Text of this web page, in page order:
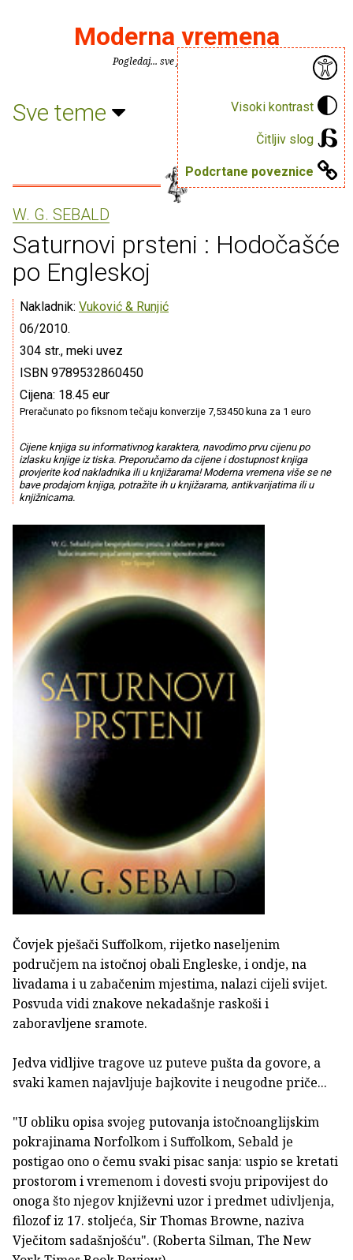
Visoki kontrast
Čitljiv slog
Podcrtane poveznice
Moderna vremena
Pogledaj... sve je puno knjiga.
Sve teme
W. G. SEBALD
Saturnovi prsteni : Hodočašće
po Engleskoj
Nakladnik: Vuković & Runjić
06/2010.
304 str., meki uvez
ISBN 9789532860450
Cijena: 18.45 eur
Preračunato po fiksnom tečaju konverzije 7,53450 kuna za 1 euro
Cijene knjiga su informativnog karaktera, navodimo prvu cijenu po
izlasku knjige iz tiska. Preporučamo da cijene i dostupnost knjiga
provjerite kod nakladnika ili u knjižarama! Moderna vremena više se ne
bave prodajom knjiga, potražite ih u knjižarama, antikvarijatima ili u
knjižnicama.
Čovjek pješači Suffolkom, rijetko naseljenim
područjem na istočnoj obali Engleske, i ondje, na
livadama i u zabačenim mjestima, nalazi cijeli svijet.
Posvuda vidi znakove nekadašnje raskoši i
zaboravljene sramote.
Jedva vidljive tragove uz puteve pušta da govore, a
svaki kamen najavljuje bajkovite i neugodne priče...
"U obliku opisa svojeg putovanja istočnoanglijskim
pokrajinama Norfolkom i Suffolkom, Sebald je
postigao ono o čemu svaki pisac sanja: uspio se kretati
prostorom i vremenom i dovesti svoju pripovijest do
onoga što njegov književni uzor i predmet udivljenja,
filozof iz 17. stoljeća, Sir Thomas Browne, naziva
Vječitom sadašnjošću". (Roberta Silman, The New